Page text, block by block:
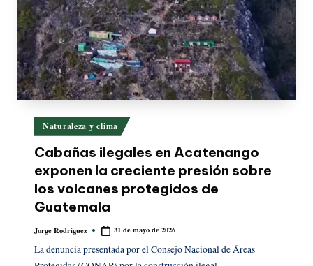
Publicado
en
Naturaleza y clima
Cabañas ilegales en Acatenango
exponen la creciente presión sobre
los volcanes protegidos de
Guatemala
Publicado
Jorge Rodríguez 31 de mayo de 2026
La denuncia presentada por el Consejo Nacional de Áreas